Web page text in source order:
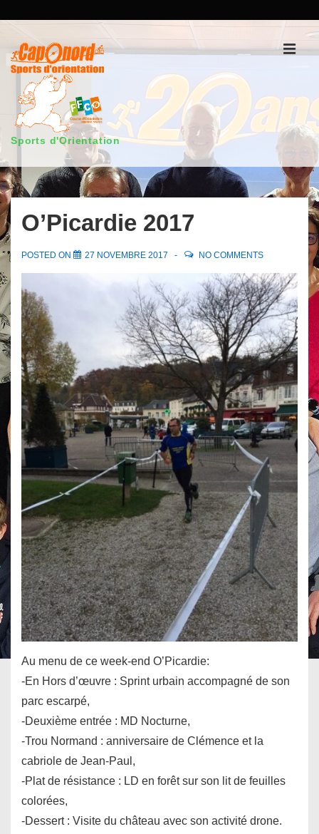
contenu
principal
Sports d'Orientation
Main
Navigation
O’Picardie 2017
POSTED ON 27 NOVEMBRE 2017 NO COMMENTS
Au menu de ce week-end O’Picardie:
-En Hors d’œuvre : Sprint urbain accompagné de son
parc escarpé,
-Deuxième entrée : MD Nocturne,
-Trou Normand : anniversaire de Clémence et la
cabriole de Jean-Paul,
-Plat de résistance : LD en forêt sur son lit de feuilles
colorées,
-Dessert : Visite du château avec son activité drone.